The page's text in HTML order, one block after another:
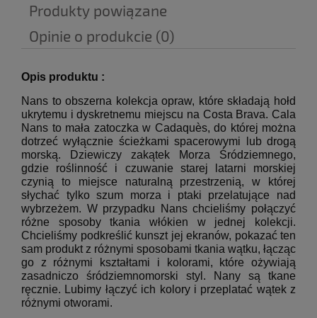
Produkty powiązane
Opinie o produkcie (0)
Opis produktu :
Nans to obszerna kolekcja opraw, które składają hołd
ukrytemu i dyskretnemu miejscu na Costa Brava. Cala
Nans to mała zatoczka w Cadaquès, do której można
dotrzeć wyłącznie ścieżkami spacerowymi lub drogą
morską.
Dziewiczy zakątek Morza Śródziemnego,
gdzie roślinność i czuwanie starej latarni morskiej
czynią to miejsce naturalną przestrzenią, w której
słychać tylko szum morza i ptaki przelatujące nad
wybrzeżem. W przypadku Nans chcieliśmy połączyć
różne sposoby tkania włókien w jednej kolekcji.
Chcieliśmy podkreślić kunszt jej ekranów, pokazać ten
sam produkt z różnymi sposobami tkania wątku, łącząc
go z różnymi kształtami i kolorami, które ożywiają
zasadniczo śródziemnomorski styl.
Nany są tkane
ręcznie. Lubimy łączyć ich kolory i przeplatać wątek z
różnymi otworami.